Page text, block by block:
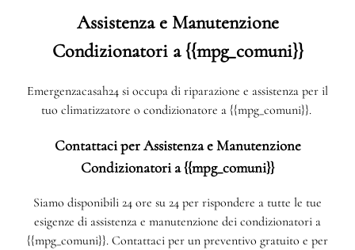
Assistenza e Manutenzione
Condizionatori a {{mpg_comuni}}
Emergenzacasah24 si occupa di riparazione e assistenza per il
tuo climatizzatore o condizionatore a {{mpg_comuni}}.
Contattaci per Assistenza e Manutenzione
Condizionatori a {{mpg_comuni}}
Siamo disponibili 24 ore su 24 per rispondere a tutte le tue
esigenze di assistenza e manutenzione dei condizionatori a
{{mpg_comuni}}. Contattaci per un preventivo gratuito e per